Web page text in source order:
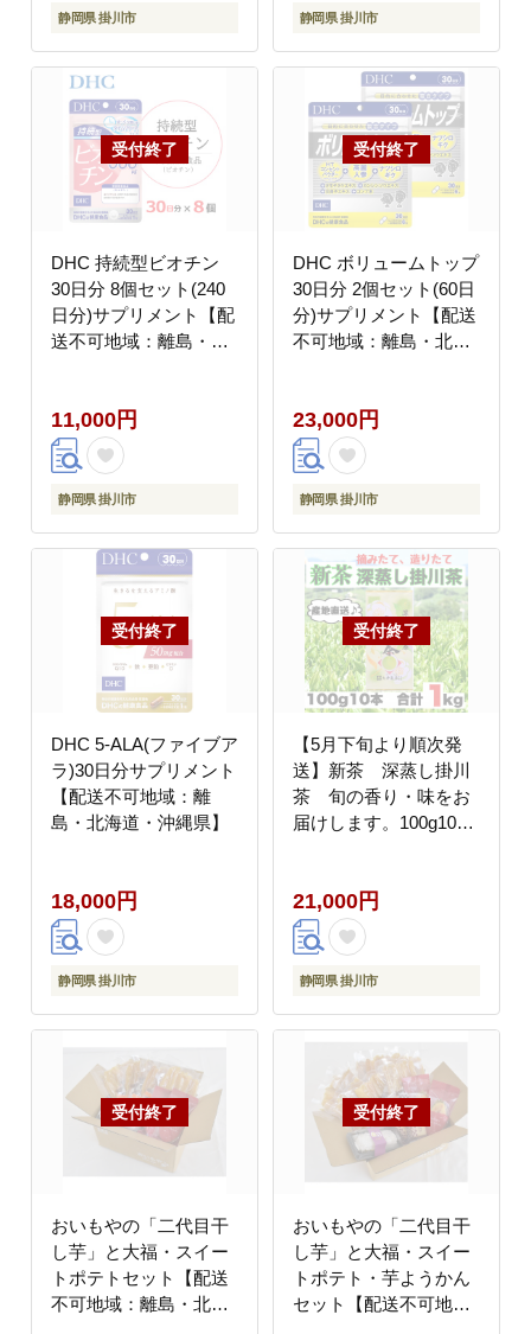
静岡県 掛川市 静岡県 掛川市
DHC 持続型ビオチン
30日分 8個セット(240
日分)サプリメント【配
送不可地域：離島・北
11,000円
静岡県 掛川市
DHC ボリュームトップ
30日分 2個セット(60日
分)サプリメント【配送
不可地域：離島・北海
23,000円
静岡県 掛川市
DHC 5-ALA(ファイブア
ラ)30日分サプリメント
【配送不可地域：離
島・北海道・沖縄県】
18,000円
静岡県 掛川市
【5月下旬より順次発
送】新茶 深蒸し掛川
茶 旬の香り・味をお
届けします。100g10
県】
21,000円
静岡県 掛川市
おいもやの「二代目干
し芋」と大福・スイー
トポテトセット【配送
不可地域：離島・北海
おいもやの「二代目干
し芋」と大福・スイー
トポテト・芋ようかん
セット【配送不可地